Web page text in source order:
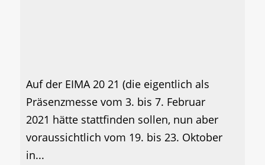
Auf der EIMA 20 21 (die eigentlich als
Präsenzmesse vom 3. bis 7. Februar
2021 hätte stattfinden sollen, nun aber
voraussichtlich vom 19. bis 23. Oktober
in...